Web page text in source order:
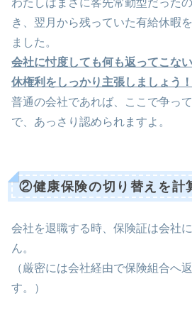
わたしはまさに客先常勤型だった
き、翌月から残っていた有給休暇
ました。
会社に忖度しても何も返ってこな
休権利をしっかり主張しましょう！
普通の会社であれば、ここで争っ
で、あっさり認められますよ。
②健康保険の切り替えを計
会社を退職する時、保険証は会社
ん。
（厳密には会社経由で保険組合へ
す。）